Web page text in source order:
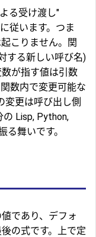
る受け渡し"
従います。つま
こりません。関
する新しい呼び名)
が指す値は引数
数内で変更可能な
変更は呼び出し側
の Lisp, Python,
る舞いです。
であり、デフォ
の式です。上で定